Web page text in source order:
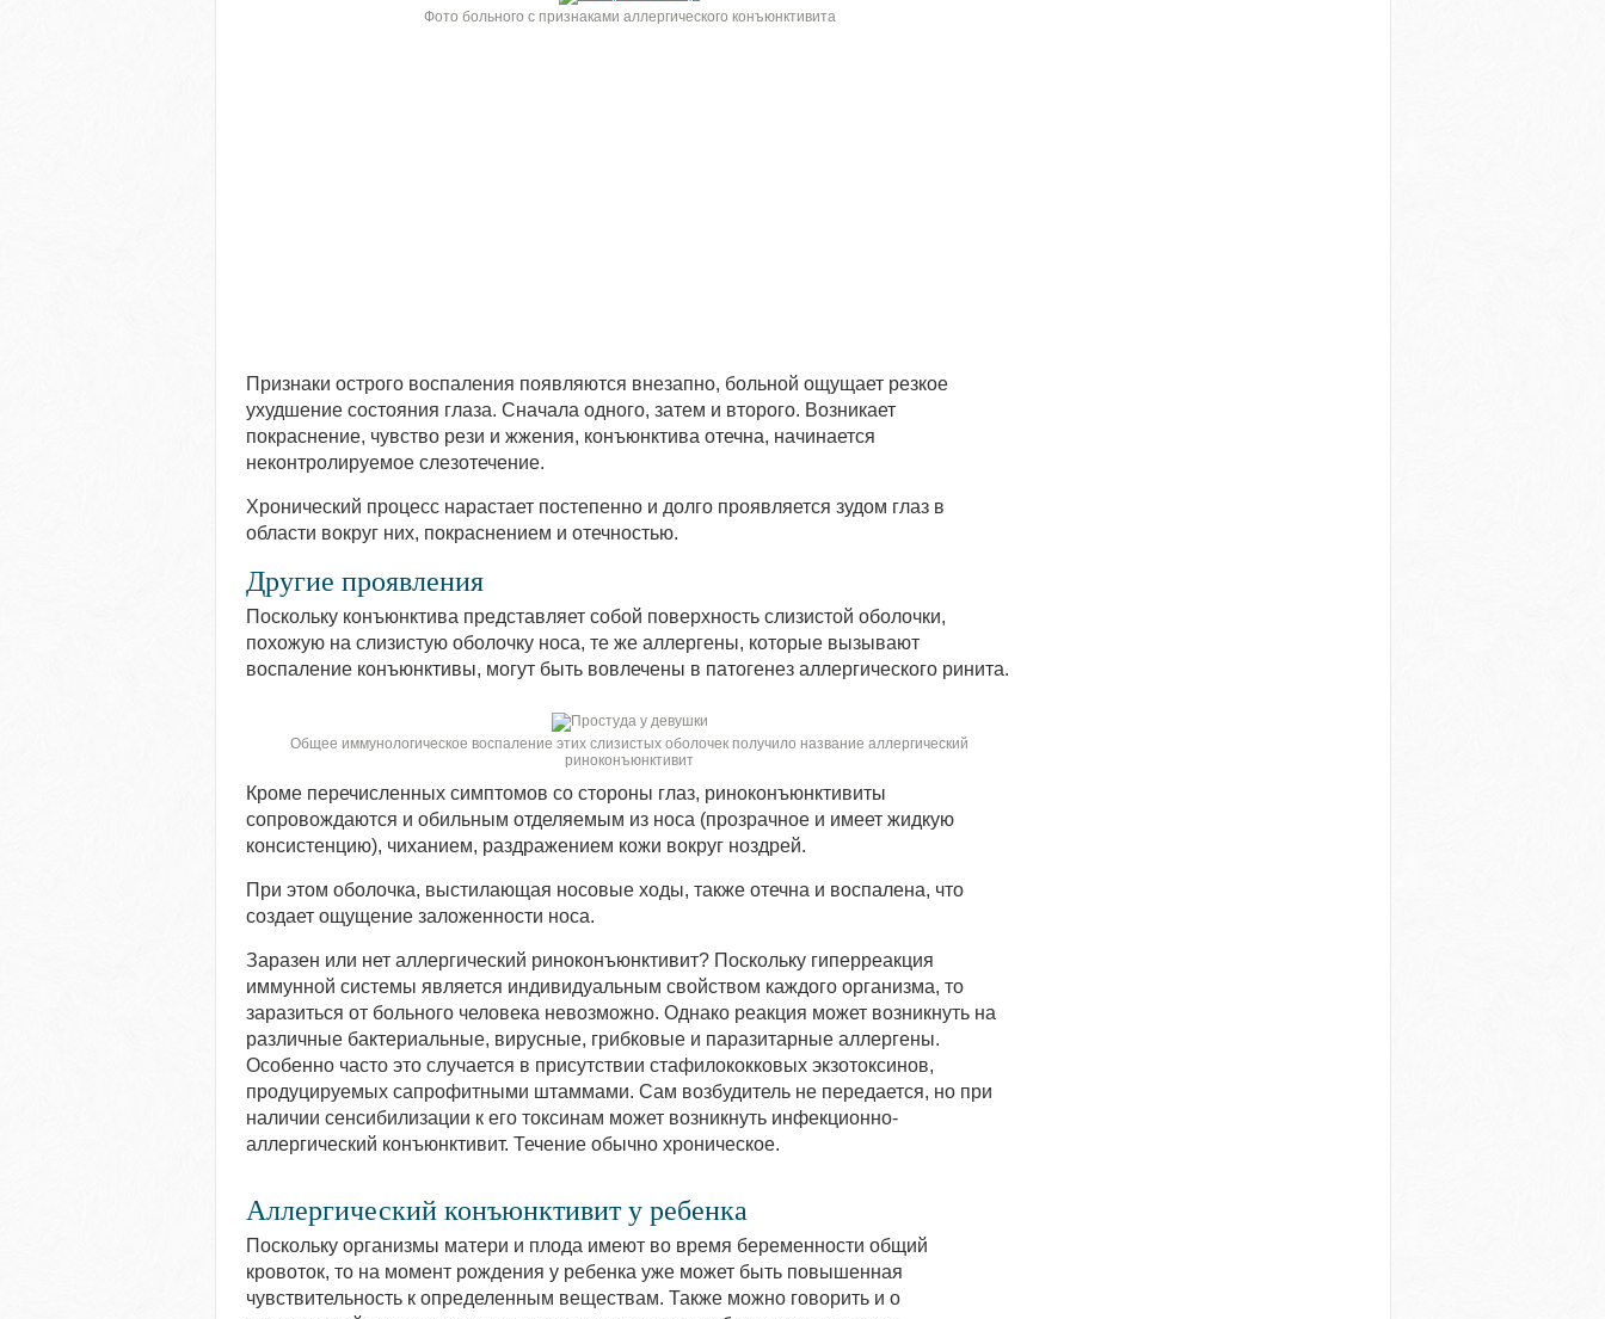
Фото больного с признаками аллергического конъюнктивита
Признаки острого воспаления появляются внезапно, больной ощущает резкое
ухудшение состояния глаза. Сначала одного, затем и второго. Возникает
покраснение, чувство рези и жжения, конъюнктива отечна, начинается
неконтролируемое слезотечение.
Хронический процесс нарастает постепенно и долго проявляется зудом глаз в
области вокруг них, покраснением и отечностью.
Другие проявления
Поскольку конъюнктива представляет собой поверхность слизистой оболочки,
похожую на слизистую оболочку носа, те же аллергены, которые вызывают
воспаление конъюнктивы, могут быть вовлечены в патогенез аллергического ринита.
Общее иммунологическое воспаление этих слизистых оболочек получило название аллергический
риноконъюнктивит
Кроме перечисленных симптомов со стороны глаз, риноконъюнктивиты
сопровождаются и обильным отделяемым из носа (прозрачное и имеет жидкую
консистенцию), чиханием, раздражением кожи вокруг ноздрей.
При этом оболочка, выстилающая носовые ходы, также отечна и воспалена, что
создает ощущение заложенности носа.
Заразен или нет аллергический риноконъюнктивит? Поскольку гиперреакция
иммунной системы является индивидуальным свойством каждого организма, то
заразиться от больного человека невозможно. Однако реакция может возникнуть на
различные бактериальные, вирусные, грибковые и паразитарные аллергены.
Особенно часто это случается в присутствии стафилококковых экзотоксинов,
продуцируемых сапрофитными штаммами. Сам возбудитель не передается, но при
наличии сенсибилизации к его токсинам может возникнуть инфекционно-
аллергический конъюнктивит. Течение обычно хроническое.
Аллергический конъюнктивит у ребенка
Поскольку организмы матери и плода имеют во время беременности общий
кровоток, то на момент рождения у ребенка уже может быть повышенная
чувствительность к определенным веществам. Также можно говорить и о